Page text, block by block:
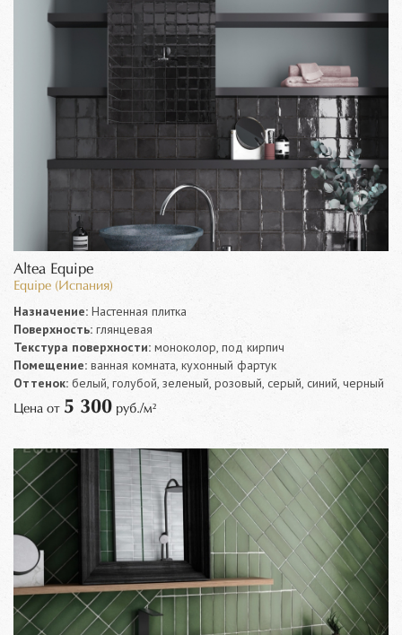
Altea Equipe
Equipe (Испания)
Назначение: Настенная плитка
Поверхность: глянцевая
Текстура поверхности: моноколор, под кирпич
Помещение: ванная комната, кухонный фартук
Оттенок: белый, голубой, зеленый, розовый, серый, синий, черный
Цена от 5 300 руб./м²